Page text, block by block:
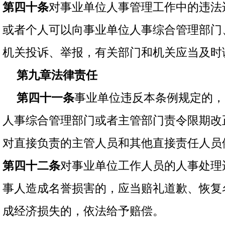
第四十条对事业单位人事管理工作中的违
或者个人可以向事业单位人事综合管理部
机关投诉、举报，有关部门和机关应当及
第九章法律责任
第四十一条事业单位违反本条例规定的
人事综合管理部门或者主管部门责令限期
对直接负责的主管人员和其他直接责任人
第四十二条对事业单位工作人员的人事处
事人造成名誉损害的，应当赔礼道歉、恢
成经济损失的，依法给予赔偿。